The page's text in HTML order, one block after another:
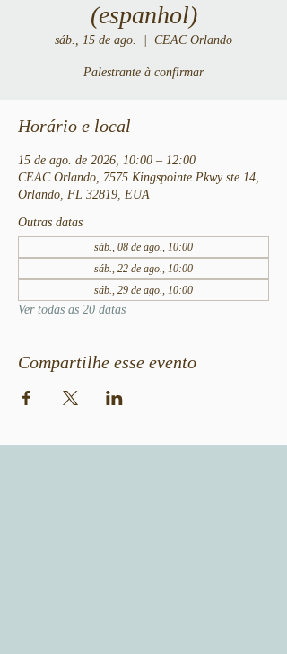
(espanhol)
sáb., 15 de ago. CEAC Orlando
Palestrante à confirmar
Horário e local
15 de ago. de 2026, 10:00 – 12:00
CEAC Orlando, 7575 Kingspointe Pkwy ste 14,
Orlando, FL 32819, EUA
Outras datas
sáb., 08 de ago., 10:00
sáb., 22 de ago., 10:00
sáb., 29 de ago., 10:00
Ver todas as 20 datas
Compartilhe esse evento